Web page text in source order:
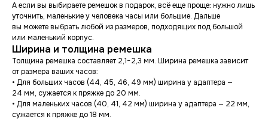
А если вы выбираете ремешок в подарок, всё еще проще: нужно лишь
уточнить, маленькие у человека часы или большие. Дальше
вы можете выбрать любой из размеров, подходящих под большой
или маленький корпус.
Ширина и толщина ремешка
Толщина ремешка составляет 2,1−2,3 мм. Ширина ремешка зависит
от размера ваших часов:
• Для больших часов (44, 45, 46, 49 мм) ширина у адаптера —
24 мм, сужается к пряжке до 20 мм.
• Для маленьких часов (40, 41, 42 мм) ширина у адаптера — 22 мм,
сужается к пряжке до 18 мм.